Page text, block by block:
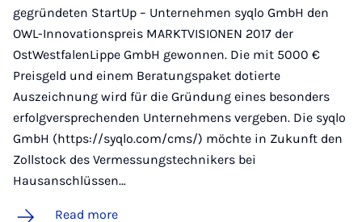
gegründeten StartUp – Unternehmen syqlo GmbH den
OWL-Innovationspreis MARKTVISIONEN 2017 der
OstWestfalenLippe GmbH gewonnen. Die mit 5000 €
Preisgeld und einem Beratungspaket dotierte
Auszeichnung wird für die Gründung eines besonders
erfolgversprechenden Unternehmens vergeben. Die syqlo
GmbH (https://syqlo.com/cms/) möchte in Zukunft den
Zollstock des Vermessungstechnikers bei
Hausanschlüssen…
Read more